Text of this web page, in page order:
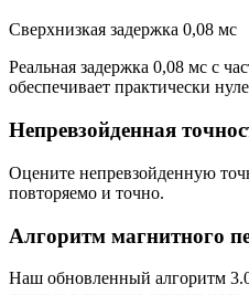
Сверхнизкая задержка 0,08 мс
Реальная задержка 0,08 мс с
обеспечивает практически
Непревзойденная
Оцените непревзойденную
повторяемо и точно.
Алгоритм магнитного
Наш обновленный алгоритм 3.0